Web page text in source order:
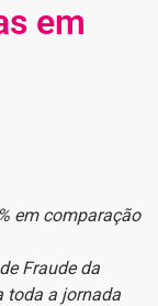
em
em comparação
Fraude da
toda a jornada